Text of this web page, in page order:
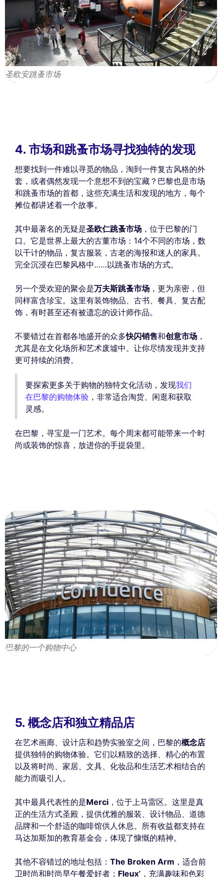
圣欧安跳蚤市场
4. 市场和跳蚤市场寻找独特的发现
想要找到一件难以寻觅的物品，淘到一件复古风格的外
套，或者偶然发现一个意想不到的宝藏？巴黎也是市场
和跳蚤市场的首都，这些充满生活和发现的地方，每个
摊位都讲述着一个故事。
其中最著名的无疑是圣欧仁跳蚤市场 ，位于巴黎的门
口。它是世界上最大的古董市场：14个不同的市场，数
以千计的物品，复古服装，古老的海报和迷人的家具。
完全沉浸在巴黎风格中……以跳蚤市场的方式。
另一个受欢迎的聚会是万夫斯跳蚤市场 ，更为亲密，但
同样富含珍宝。这里有装饰物品、古书、餐具、复古配
饰，有时甚至还有被遗忘的设计师作品。
不要错过在首都各地盛开的众多快闪销售和创意市场 ，
尤其是在文化场所和艺术废墟中。让你尽情发现并支持
更可持续的消费。
要探索更多关于购物的独特文化活动，发现我们
在巴黎的购物体验 ，非常适合淘货、闲逛和获取
灵感。
在巴黎，寻宝是一门艺术。每个周末都可能带来一个时
尚或装饰的惊喜，放进你的手提袋里。
巴黎的一个购物中心
5. 概念店和独立精品店
在艺术画廊、设计店和趋势实验室之间，巴黎的概念店
提供独特的购物体验。它们以精致的选择、精心的布置
以及将时尚、家居、文具、化妆品和生活艺术相结合的
能力而吸引人。
其中最具代表性的是Merci ，位于上马雷区。这里是真
正的生活方式圣殿，提供优雅的服装、设计物品、道德
品牌和一个舒适的咖啡馆供人休息。所有收益都支持在
马达加斯加的教育基金会，体现了慷慨的精神。
其他不容错过的地址包括： The Broken Arm ，适合前
卫时尚和时尚早午餐爱好者； Fleux’ ，充满趣味和色彩